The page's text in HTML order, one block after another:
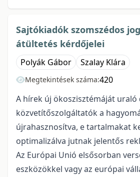
Sajtókiadók szomszédos
átültetés kérdőjelei
Polyák Gábor Szalay Klára
Megtekintések száma:420
A hírek új ökoszisztémáját uraló
közvetítőszolgáltatók a
újrahasznosítva, e tartalmakat
optimalizálva jutnak jelentős
Az Európai Unió elsősorban
eszközökkel vagy az európai